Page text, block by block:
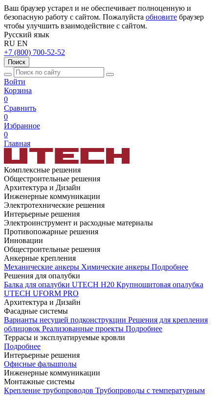
Ваш браузер устарел и не обеспечивает полноценную и
безопасную работу с сайтом. Пожалуйста обновите браузер
чтобы улучшить взаимодействие с сайтом.
Русский язык
RU EN
+7 (800) 700-52-52
Поиск
Войти
Корзина
0
Сравнить
0
Избранное
0
Главная
Комплексные решения
Общестроительные решения
Архитектура и Дизайн
Инженерные коммуникации
Электротехнические решения
Интерьерные решения
Электроинструмент и расходные материалы
Противопожарные решения
Инновации
Общестроительные решения
Анкерные крепления
Механические анкеры Химические анкеры Подробнее
Решения для опалубки
Балка для опалубки UTECH H20 Крупнощитовая опалубка
UTECH UFORM PRO
Архитектура и Дизайн
Фасадные системы
Варианты несущей подконструкции Решения для крепления
облицовок Реализованные проекты Подробнее
Террасы и эксплуатируемые кровли
Подробнее
Интерьерные решения
Офисные фальшполы
Инженерные коммуникации
Монтажные системы
Крепление трубопроводов Трубопроводы с температурным